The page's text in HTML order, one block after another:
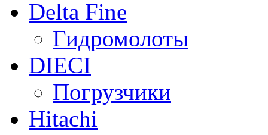
Delta Fine
Гидромолоты
DIECI
Погрузчики
Hitachi